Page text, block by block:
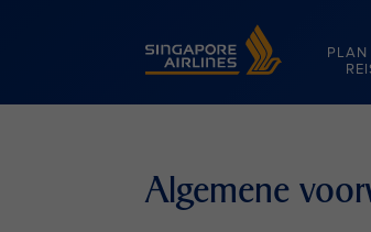
Singapore Airlines Home
PLAN
Algemene